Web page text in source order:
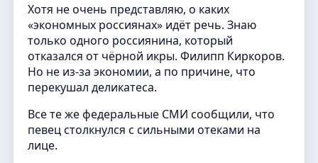
Хотя не очень представляю, о каких
«экономных россиянах» идёт речь. Знаю
только одного россиянина, который
отказался от чёрной икры. Филипп Киркоров.
Но не из-за экономии, а по причине, что
перекушал деликатеса.
Все те же федеральные СМИ сообщили, что
певец столкнулся с сильными отеками на
лице.